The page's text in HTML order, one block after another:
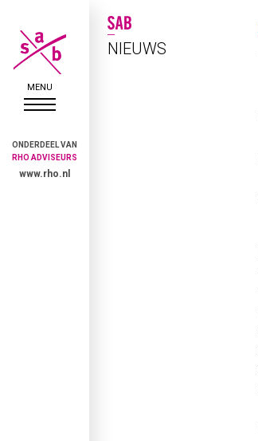
ONDERDEEL VAN
RHO ADVISEURS
www.rho.nl
NIEUWS